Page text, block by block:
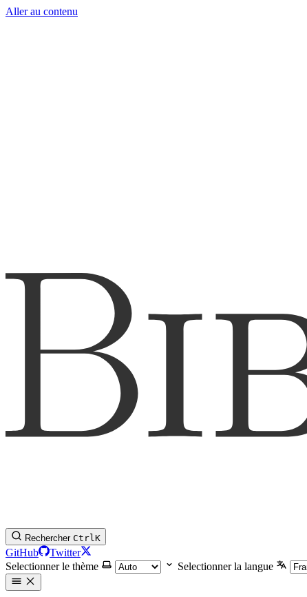
Aller au contenu
Rechercher CtrlK
GitHub
Twitter
Selectionner le thème
Selectionner la langue